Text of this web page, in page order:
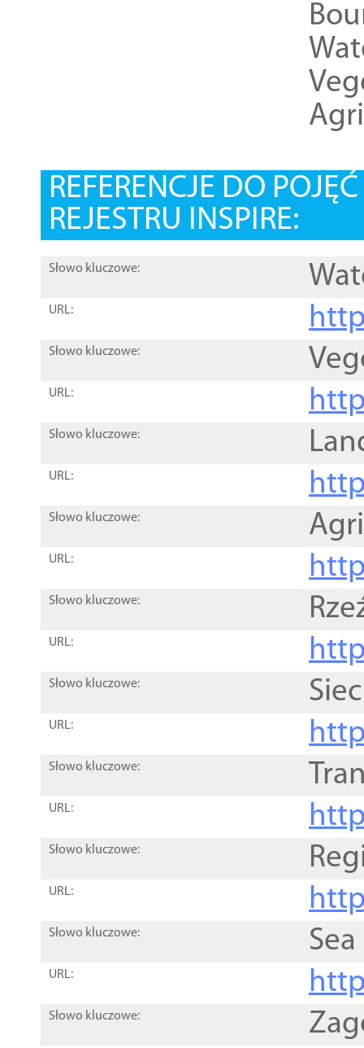
REFERENCJE DO
REJESTRU INSPIRE:
Słowo kluczowe:
URL:
Słowo kluczowe:
URL:
Słowo kluczowe:
URL:
Słowo kluczowe:
URL:
Słowo kluczowe:
URL:
Słowo kluczowe:
URL:
Słowo kluczowe:
URL:
Słowo kluczowe:
URL:
Słowo kluczowe:
URL:
Słowo kluczowe: